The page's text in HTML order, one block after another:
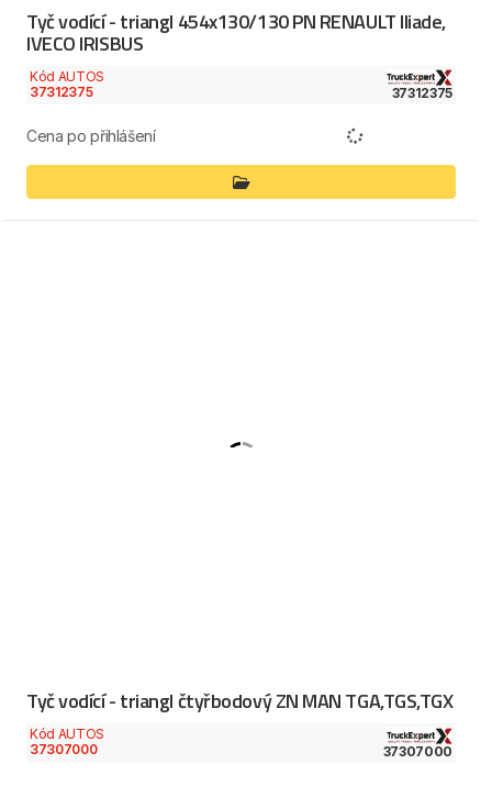
Tyč vodící - triangl 454x130/130 PN RENAULT Iliade,
IVECO IRISBUS
Kód AUTOS
37312375
37312375
Cena po přihlášení
Tyč vodící - triangl čtyřbodový ZN MAN TGA,TGS,TGX
Kód AUTOS
37307000
37307000